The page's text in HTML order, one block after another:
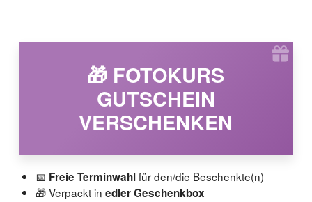
🎁 FOTOKURS
GUTSCHEIN
VERSCHENKEN
📅 Freie Terminwahlfür den/die Beschenkte(n)
🎁 Verpackt in edler Geschenkbox